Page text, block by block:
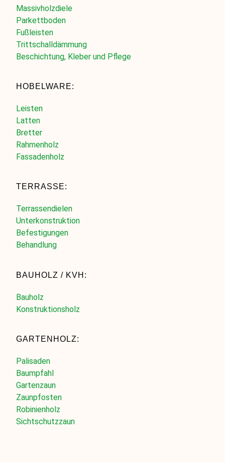
Massivholzdiele
Parkettboden
Fußleisten
Trittschalldämmung
Beschichtung, Kleber und Pflege
HOBELWARE:
Leisten
Latten
Bretter
Rahmenholz
Fassadenholz
TERRASSE:
Terrassendielen
Unterkonstruktion
Befestigungen
Behandlung
BAUHOLZ / KVH:
Bauholz
Konstruktionsholz
GARTENHOLZ:
Palisaden
Baumpfahl
Gartenzaun
Zaunpfosten
Robinienholz
Sichtschutzzaun